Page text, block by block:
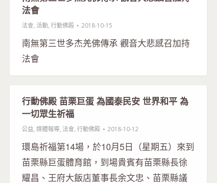
法會
法會, 活動, 行動佛殿 2018-10-15
南無第三世多杰羌佛傳承 觀音大悲感召加持
法會
行動佛殿 苗栗巨蛋 為國泰民安 世界和平 為
一切眾生祈福
公益, 媒體報導, 法會, 行動佛殿 2018-10-12
環島祈福第14場，於10月5日（星期五）來到
苗栗縣巨蛋體育館，到場貴賓有苗栗縣長徐
耀昌、王府大飯店董事長余文忠、苗栗縣議